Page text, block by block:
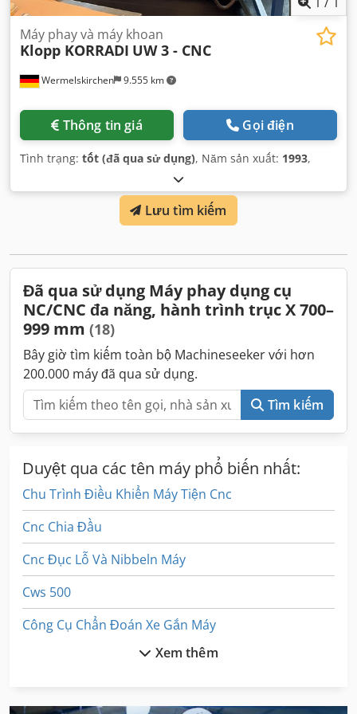
Wermelskirchen 9.555 km
Máy phay và máy khoan
Klopp KORRADI UW 3 - CNC
Thông tin giá Gọi điện
Tình trạng: tốt (đã qua sử dụng), Năm sản xuất: 1993,
Lưu tìm kiếm
Đã qua sử dụng Máy phay dụng cụ
NC/CNC đa năng, hành trình trục X 700–
999 mm (18)
Bây giờ tìm kiếm toàn bộ Machineseeker với hơn
200.000 máy đã qua sử dụng.
Tìm kiếm
Duyệt qua các tên máy phổ biến nhất:
Chu Trình Điều Khiển Máy Tiện Cnc
Cnc Chia Đầu
Cnc Đục Lỗ Và Nibbeln Máy
Cws 500
Công Cụ Chẩn Đoán Xe Gắn Máy
Xem thêm